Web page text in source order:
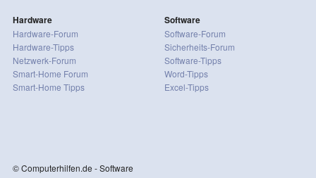
Hardware
Hardware-Forum
Hardware-Tipps
Netzwerk-Forum
Smart-Home Forum
Smart-Home Tipps
Software
Software-Forum
Sicherheits-Forum
Software-Tipps
Word-Tipps
Excel-Tipps
© Computerhilfen.de - Software